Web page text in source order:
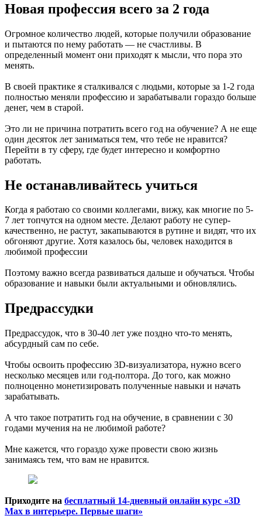
Новая профессия всего за 2 года
Огромное количество людей, которые получили образование
и пытаются по нему работать — не счастливы. В
определенный момент они приходят к мысли, что пора это
менять.
В своей практике я сталкивался с людьми, которые за 1-2 года
полностью меняли профессию и зарабатывали гораздо больше
денег, чем в старой.
Это ли не причина потратить всего год на обучение? А не еще
один десяток лет заниматься тем, что тебе не нравится?
Перейти в ту сферу, где будет интересно и комфортно
работать.
Не останавливайтесь учиться
Когда я работаю со своими коллегами, вижу, как многие по 5-
7 лет топчутся на одном месте. Делают работу не супер-
качественно, не растут, закапываются в рутине и видят, что их
обгоняют другие. Хотя казалось бы, человек находится в
любимой профессии
Поэтому важно всегда развиваться дальше и обучаться. Чтобы
образование и навыки были актуальными и обновлялись.
Предрассудки
Предрассудок, что в 30-40 лет уже поздно что-то менять,
абсурдный сам по себе.
Чтобы освоить профессию 3D-визуализатора, нужно всего
несколько месяцев или год-полтора. До того, как можно
полноценно монетизировать полученные навыки и начать
зарабатывать.
А что такое потратить год на обучение, в сравнении с 30
годами мучения на не любимой работе?
Мне кажется, что гораздо хуже провести свою жизнь
занимаясь тем, что вам не нравится.
Приходите на бесплатный 14-дневный онлайн курс «3D
Max в интерьере. Первые шаги»